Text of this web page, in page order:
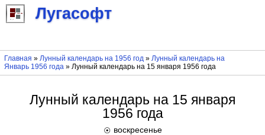
Лугасофт
Главная » Лунный календарь на 1956 год» Лунный календарь на
Январь 1956 года» Лунный календарь на 15 января 1956 года
Лунный календарь на 15 января
1956 года
☉ воскресенье